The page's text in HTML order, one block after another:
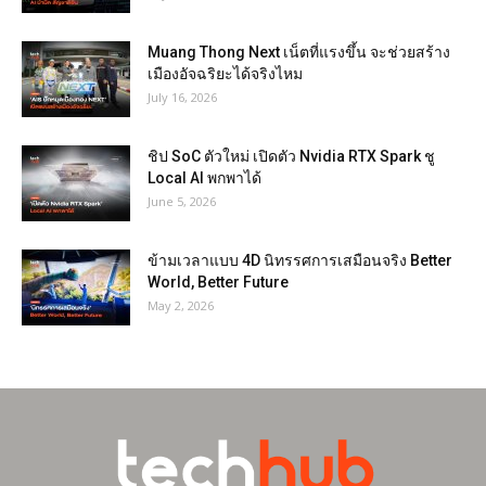
Muang Thong Next เน็ตที่แรงขึ้น จะช่วยสร้าง
เมืองอัจฉริยะได้จริงไหม
July 16, 2026
ชิป SoC ตัวใหม่ เปิดตัว Nvidia RTX Spark ชู
Local AI พกพาได้
June 5, 2026
ข้ามเวลาแบบ 4D นิทรรศการเสมือนจริง Better
World, Better Future
May 2, 2026